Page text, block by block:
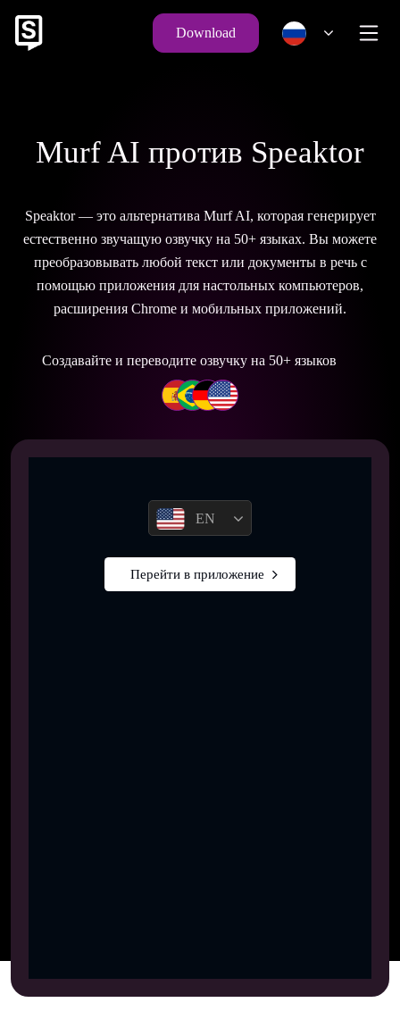
Download
Murf AI против Speaktor
Speaktor — это альтернатива Murf AI, которая генерирует
естественно звучащую озвучку на 50+ языках. Вы можете
преобразовывать любой текст или документы в речь с
помощью приложения для настольных компьютеров,
расширения Chrome и мобильных приложений.
Создавайте и переводите озвучку на 50+ языков
EN
Перейти в приложение